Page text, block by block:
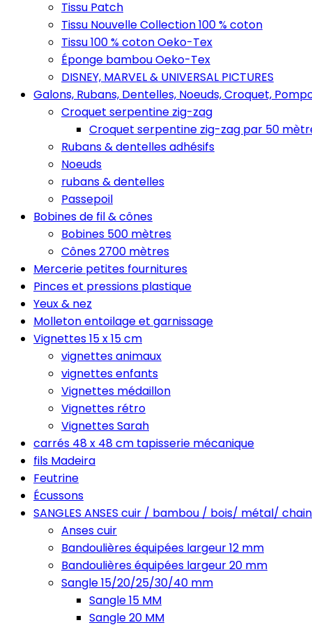
Tissu Patch
Tissu Nouvelle Collection 100 % coton
Tissu 100 % coton Oeko-Tex
Éponge bambou Oeko-Tex
DISNEY, MARVEL & UNIVERSAL PICTURES
Galons, Rubans, Dentelles, Noeuds, Croquet,
Croquet serpentine zig-zag
Croquet serpentine zig-zag par 50
Rubans & dentelles adhésifs
Noeuds
rubans & dentelles
Passepoil
Bobines de fil & cônes
Bobines 500 mètres
Cônes 2700 mètres
Mercerie petites fournitures
Pinces et pressions plastique
Yeux & nez
Molleton entoilage et garnissage
Vignettes 15 x 15 cm
vignettes animaux
vignettes enfants
Vignettes médaillon
Vignettes rétro
Vignettes Sarah
carrés 48 x 48 cm tapisserie mécanique
fils Madeira
Feutrine
Écussons
SANGLES ANSES cuir / bambou / bois/ métal/
Anses cuir
Bandoulières équipées largeur 12 mm
Bandoulières équipées largeur 20 mm
Sangle 15/20/25/30/40 mm
Sangle 15 MM
Sangle 20 MM